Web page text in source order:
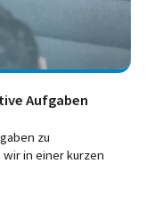
Aufgaben
zu
in einer kurzen